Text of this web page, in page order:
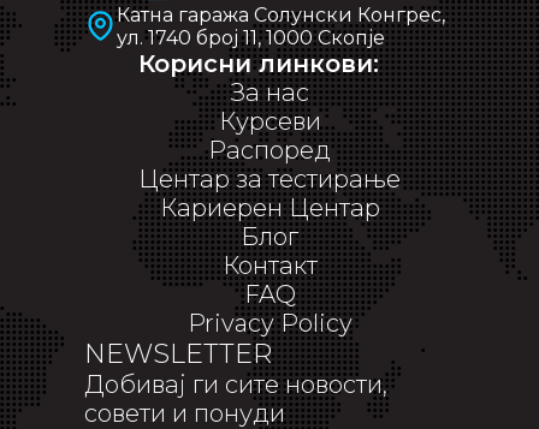
Катна гаража Солунски Конгрес,
ул. 1740 број 11, 1000 Скопје
Корисни линкови:
За нас
Курсеви
Распоред
Центар за тестирање
Кариерен Центар
Блог
Контакт
FAQ
Privacy Policy
NEWSLETTER
Добивај ги сите новости,
совети и понуди